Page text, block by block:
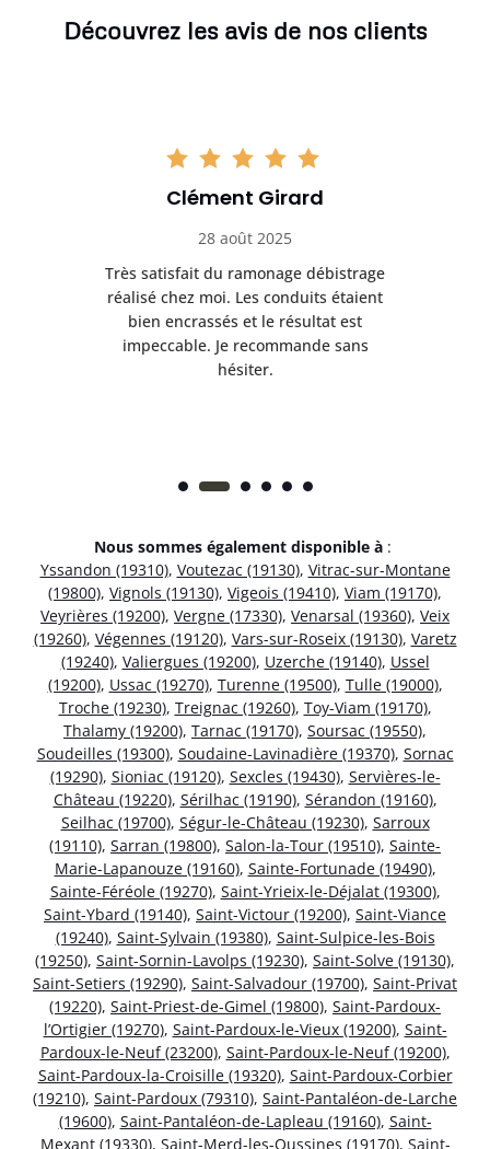
Découvrez les avis de nos clients
Clément Girard
28 août 2025
Très satisfait du ramonage débistrage
réalisé chez moi. Les conduits étaient
bien encrassés et le résultat est
impeccable. Je recommande sans
hésiter.
Nous sommes également disponible à :
Yssandon (19310), Voutezac (19130), Vitrac-sur-Montane
(19800), Vignols (19130), Vigeois (19410), Viam (19170),
Veyrières (19200), Vergne (17330), Venarsal (19360), Veix
(19260), Végennes (19120), Vars-sur-Roseix (19130), Varetz
(19240), Valiergues (19200), Uzerche (19140), Ussel
(19200), Ussac (19270), Turenne (19500), Tulle (19000),
Troche (19230), Treignac (19260), Toy-Viam (19170),
Thalamy (19200), Tarnac (19170), Soursac (19550),
Soudeilles (19300), Soudaine-Lavinadière (19370), Sornac
(19290), Sioniac (19120), Sexcles (19430), Servières-le-
Château (19220), Sérilhac (19190), Sérandon (19160),
Seilhac (19700), Ségur-le-Château (19230), Sarroux
(19110), Sarran (19800), Salon-la-Tour (19510), Sainte-
Marie-Lapanouze (19160), Sainte-Fortunade (19490),
Sainte-Féréole (19270), Saint-Yrieix-le-Déjalat (19300),
Saint-Ybard (19140), Saint-Victour (19200), Saint-Viance
(19240), Saint-Sylvain (19380), Saint-Sulpice-les-Bois
(19250), Saint-Sornin-Lavolps (19230), Saint-Solve (19130),
Saint-Setiers (19290), Saint-Salvadour (19700), Saint-Privat
(19220), Saint-Priest-de-Gimel (19800), Saint-Pardoux-
l’Ortigier (19270), Saint-Pardoux-le-Vieux (19200), Saint-
Pardoux-le-Neuf (23200), Saint-Pardoux-le-Neuf (19200),
Saint-Pardoux-la-Croisille (19320), Saint-Pardoux-Corbier
(19210), Saint-Pardoux (79310), Saint-Pantaléon-de-Larche
(19600), Saint-Pantaléon-de-Lapleau (19160), Saint-
Mexant (19330), Saint-Merd-les-Oussines (19170), Saint-